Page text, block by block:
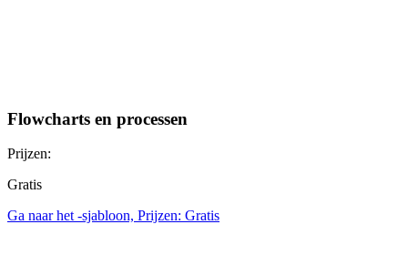
Flowcharts en processen
Prijzen:
Gratis
Ga naar het -sjabloon, Prijzen: Gratis